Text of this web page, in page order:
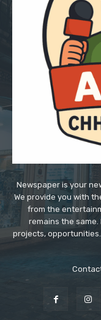
Newspaper is your
We provide you with
from the
remains the same.
projects,